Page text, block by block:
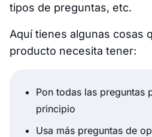
tipos de preguntas, etc.
Aquí tienes algunas cosas
producto necesita tener:
Pon todas las preguntas
principio
Usa más preguntas de